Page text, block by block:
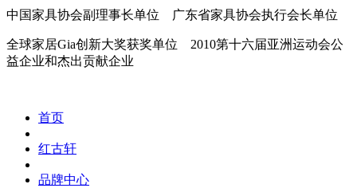
中国家具协会副理事长单位 广东省家具协会执行会长单位
全球家居Gia创新大奖获奖单位 2010第十六届亚洲运动会公
益企业和杰出贡献企业
首页
红古轩
品牌中心